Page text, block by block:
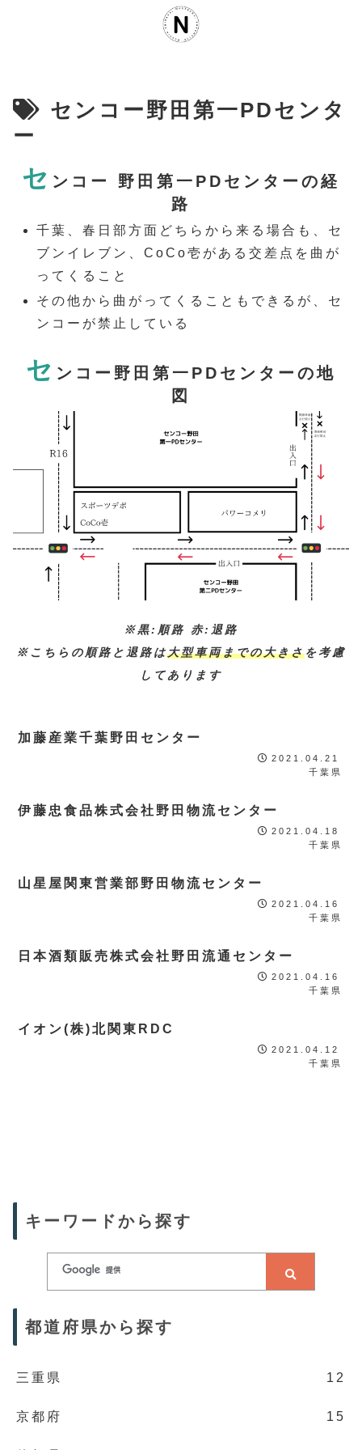
センコー野田第一PDセンタ
ー
セ ンコー 野田第一PDセンターの経
路
千葉、春日部方面どちらから来る場合も、セ
ブンイレブン、CoCo壱がある交差点を曲が
ってくること
その他から曲がってくることもできるが、セ
ンコーが禁止している
セ ンコー野田第一PDセンターの地
図
※黒:順路 赤:退路
※こちらの順路と退路は大型車両までの大きさを考慮
してあります
加藤産業千葉野田センター
2021.04.21
千葉県
伊藤忠食品株式会社野田物流センター
2021.04.18
千葉県
山星屋関東営業部野田物流センター
2021.04.16
千葉県
日本酒類販売株式会社野田流通センター
2021.04.16
千葉県
イオン(株)北関東RDC
2021.04.12
千葉県
キーワードから探す
都道府県から探す
三重県 12
京都府 15